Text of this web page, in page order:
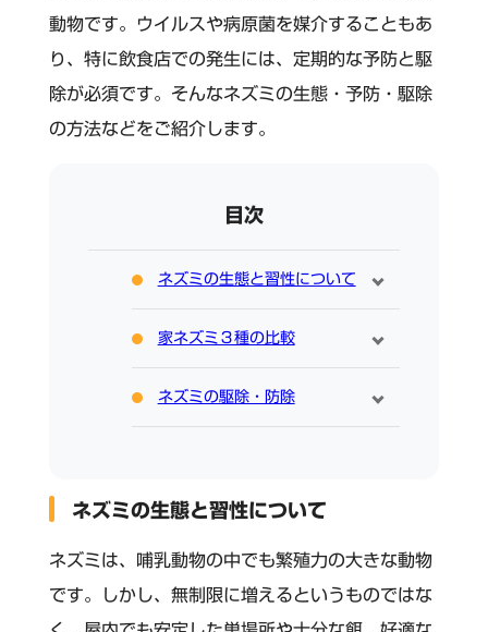
動物です。ウイルスや病原菌を媒介することもあ
り、特に飲食店での発生には、定期的な予防と駆
除が必須です。そんなネズミの生態・予防・駆除
の方法などをご紹介します。
目次
ネズミの生態と習性について
家ネズミ３種の比較
ネズミの駆除・防除
ネズミの生態と習性について
ネズミは、哺乳動物の中でも繁殖力の大きな動物
です。しかし、無制限に増えるというものではな